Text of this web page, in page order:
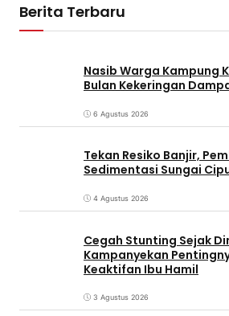
Berita Terbaru
Nasib Warga Kampung
Bulan Kekeringan
6 Agustus 2026
Tekan Resiko Banjir,
Sedimentasi Sungai
4 Agustus 2026
Cegah Stunting Sejak
Kampanyekan
Keaktifan Ibu Hamil
3 Agustus 2026